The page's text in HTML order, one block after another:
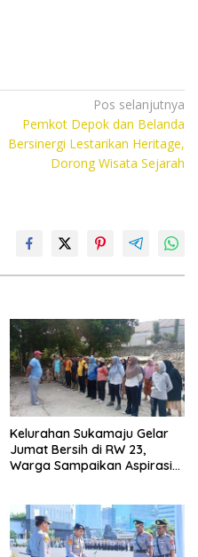
Pos selanjutnya
Pemkot Depok dan Belanda
Bersinergi Lestarikan Heritage,
Dorong Wisata Sejarah
Kelurahan Sukamaju Gelar
Jumat Bersih di RW 23,
Warga Sampaikan Aspirasi